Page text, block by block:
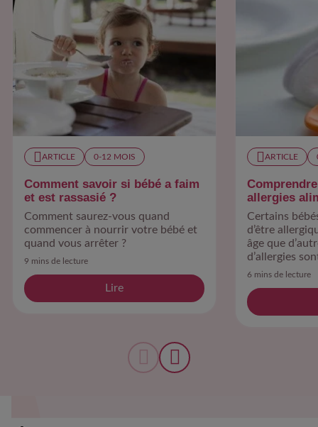
ARTICLE 0-12 MOIS
Comment savoir si bébé a faim
et est rassasié ?
Comment saurez-vous quand
commencer à nourrir votre bébé et
quand vous arrêter ?
9 mins de lecture
Lire
ARTICLE
allergies
Certains
d’être
âge que
d’allergies
découvertes
6 mins de lecture